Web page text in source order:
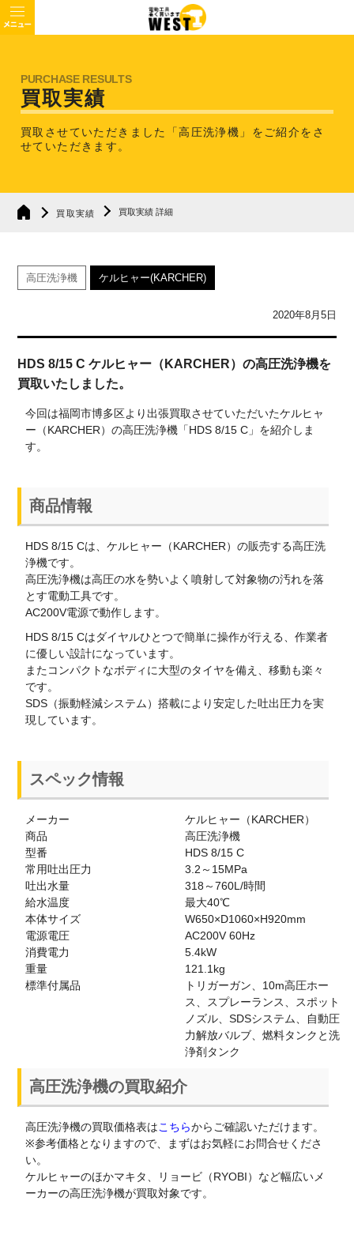
買取実績
買取させていただきました「高圧洗浄機」を ご紹介をさ
せていただきます。
買取実績 買取実績 詳細
高圧洗浄機 ケルヒャー(KARCHER)
2020年8月5日
HDS 8/15 C ケルヒャー（KARCHER）の高圧洗浄機を
買取いたしました。
今回は福岡市博多区より出張買取させていただいたケルヒャ
ー（KARCHER）の高圧洗浄機「HDS 8/15 C」を紹介しま
す。
商品情報
HDS 8/15 Cは、ケルヒャー（KARCHER）の販売する高圧洗
浄機です。
高圧洗浄機は高圧の水を勢いよく噴射して対象物の汚れを落
とす電動工具です。
AC200V電源で動作します。
HDS 8/15 Cはダイヤルひとつで簡単に操作が行える、作業者
に優しい設計になっています。
またコンパクトなボディに大型のタイヤを備え、移動も楽々
です。
SDS（振動軽減システム）搭載により安定した吐出圧力を実
現しています。
スペック情報
メーカー
ケルヒャー（KARCHER）
商品
高圧洗浄機
型番
HDS 8/15 C
常用吐出圧力
3.2～15MPa
吐出水量
318～760L/時間
給水温度
最大40℃
本体サイズ
W650×D1060×H920mm
電源電圧
AC200V 60Hz
消費電力
5.4kW
重量
121.1kg
標準付属品
トリガーガン、10m高圧ホー
ス、スプレーランス、スポット
ノズル、SDSシステム、自動圧
力解放バルブ、燃料タンクと洗
浄剤タンク
高圧洗浄機の買取紹介
高圧洗浄機の買取価格表はこちらからご確認いただけます。
※参考価格となりますので、まずはお気軽にお問合せくださ
い。
ケルヒャーのほかマキタ、リョービ（RYOBI）など幅広いメ
ーカーの高圧洗浄機が買取対象です。